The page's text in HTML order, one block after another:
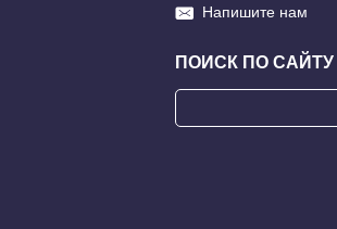
Напишите нам
ПОИСК ПО САЙТУ